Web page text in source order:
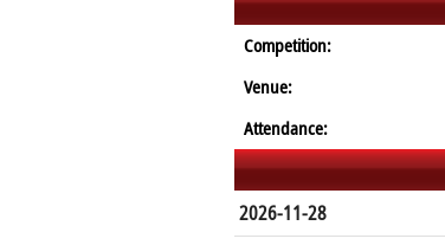
Competition:
Venue:
Attendance:
2026-11-28